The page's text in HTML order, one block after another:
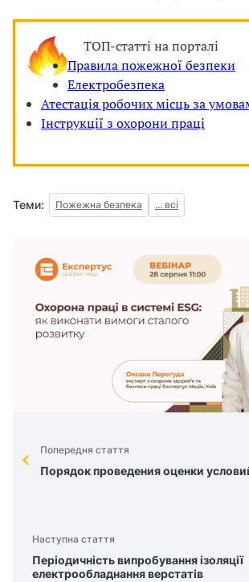
ТОП-статті на порталі
Правила пожежної безпеки
Електробезпека
Атестація робочих місць за
Інструкції з охорони праці
Теми: Пожежна безпека ... всі
Попередня стаття
Порядок проведения оценки
Наступна стаття
Періодичність випробування ізоляції
електрообладнання верстатів
а
ц